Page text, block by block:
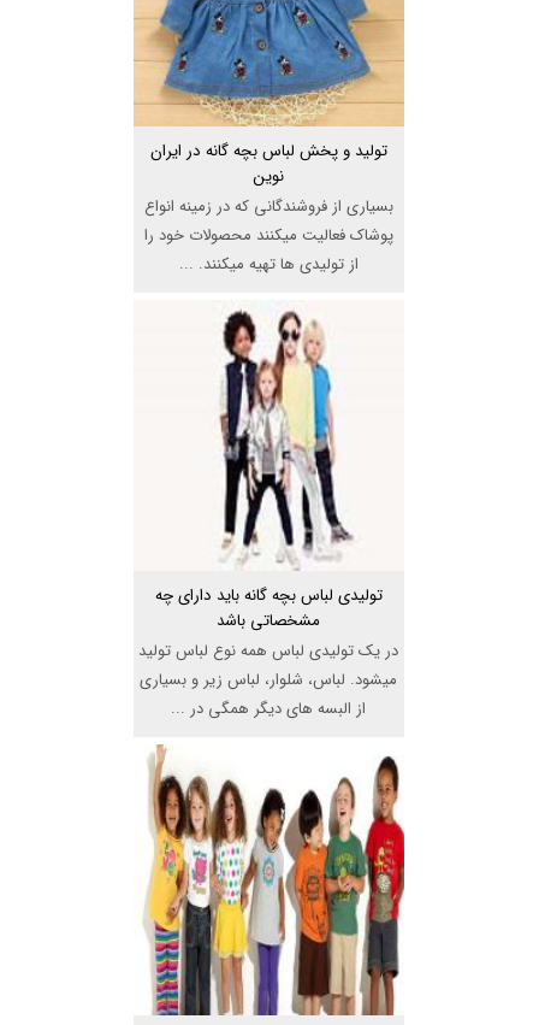
تولید و پخش لباس بچه گانه در ایران
نوین
بسیاری از فروشندگانی که در زمینه انواع
پوشاک فعالیت میکنند محصولات خود را
از تولیدی ها تهیه میکنند. ...
تولیدی لباس بچه گانه باید دارای چه
مشخصاتی باشد
در یک تولیدی لباس همه نوع لباس تولید
میشود. لباس، شلوار، لباس زیر و بسیاری
از البسه های دیگر همگی در ...